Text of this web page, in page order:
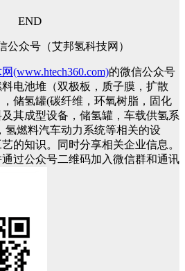
END
公众号（艾邦氢科技网）
(www.htech360.com)的微信公众号
电池堆（双极板，质子膜，扩散
储氢罐(碳纤维，环氧树脂，固化
其成型设备，储氢罐，车载供氢系
氢燃料汽车动力系统等相关的设
的知识。同时分享相关企业信息。
过公众号二维码加入微信群和通讯